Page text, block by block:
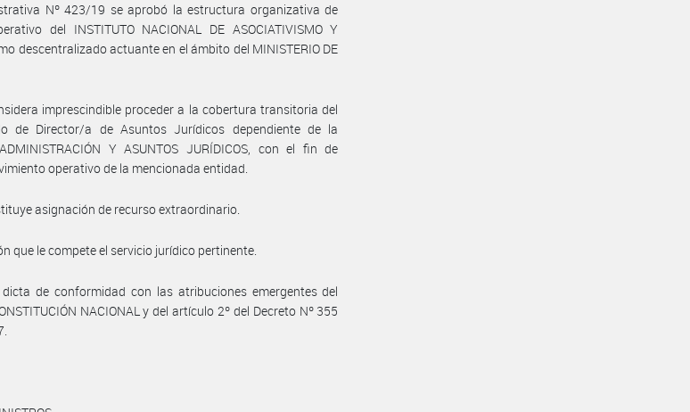
Nº 423/19 se aprobó la estructura organizativa de
del INSTITUTO NACIONAL DE ASOCIATIVISMO Y
descentralizado actuante en el ámbito del MINISTERIO DE
imprescindible proceder a la cobertura transitoria del
de Director/a de Asuntos Jurídicos dependiente de la
Y ASUNTOS JURÍDICOS, con el fin de
operativo de la mencionada entidad.
asignación de recurso extraordinario.
que le compete el servicio jurídico pertinente.
de conformidad con las atribuciones emergentes del
NACIONAL y del artículo 2º del Decreto Nº 355